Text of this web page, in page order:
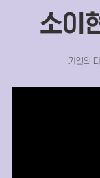
소이
가연의